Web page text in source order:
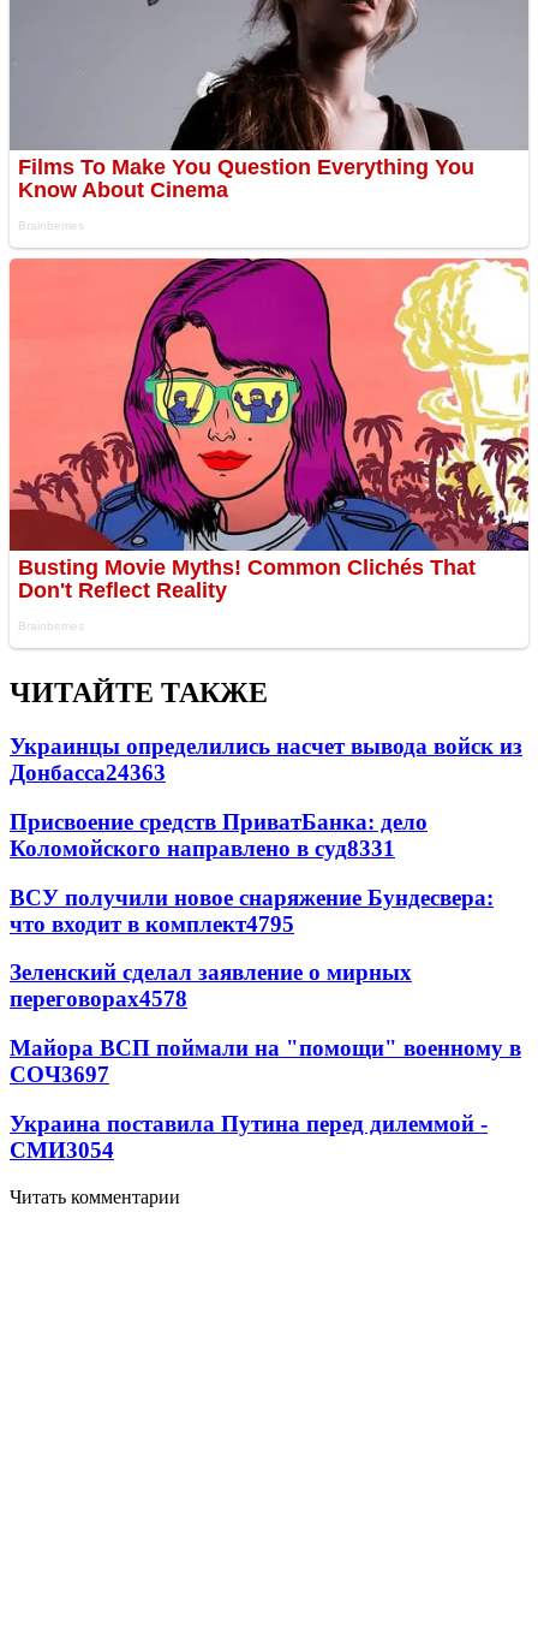
ЧИТАЙТЕ ТАКЖЕ
Украинцы определились насчет вывода войск из
Донбасса24363
Присвоение средств ПриватБанка: дело
Коломойского направлено в суд8331
ВСУ получили новое снаряжение Бундесвера:
что входит в комплект4795
Зеленский сделал заявление о мирных
переговорах4578
Майора ВСП поймали на "помощи" военному в
СОЧ3697
Украина поставила Путина перед дилеммой -
СМИ3054
Читать комментарии